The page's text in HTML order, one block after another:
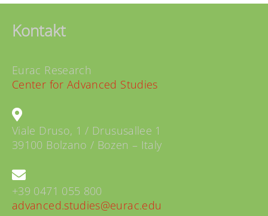
Kontakt
Eurac Research
Center for Advanced Studies
Viale Druso, 1 / Drususallee 1
39100 Bolzano / Bozen – Italy
+39 0471 055 800
advanced.studies@eurac.edu